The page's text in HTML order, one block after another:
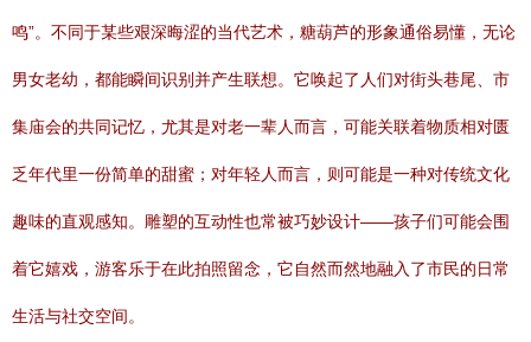
鸣”。不同于某些艰深晦涩的当代艺术，糖葫芦的形象通俗易懂，无论
男女老幼，都能瞬间识别并产生联想。它唤起了人们对街头巷尾、市
集庙会的共同记忆，尤其是对老一辈人而言，可能关联着物质相对匮
乏年代里一份简单的甜蜜；对年轻人而言，则可能是一种对传统文化
趣味的直观感知。雕塑的互动性也常被巧妙设计——孩子们可能会围
着它嬉戏，游客乐于在此拍照留念，它自然而然地融入了市民的日常
生活与社交空间。